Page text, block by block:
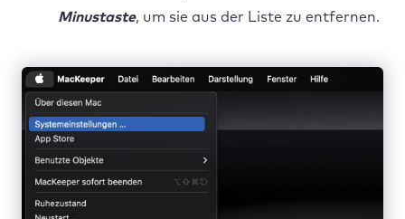
Minustaste, um sie aus der Liste zu entfernen.